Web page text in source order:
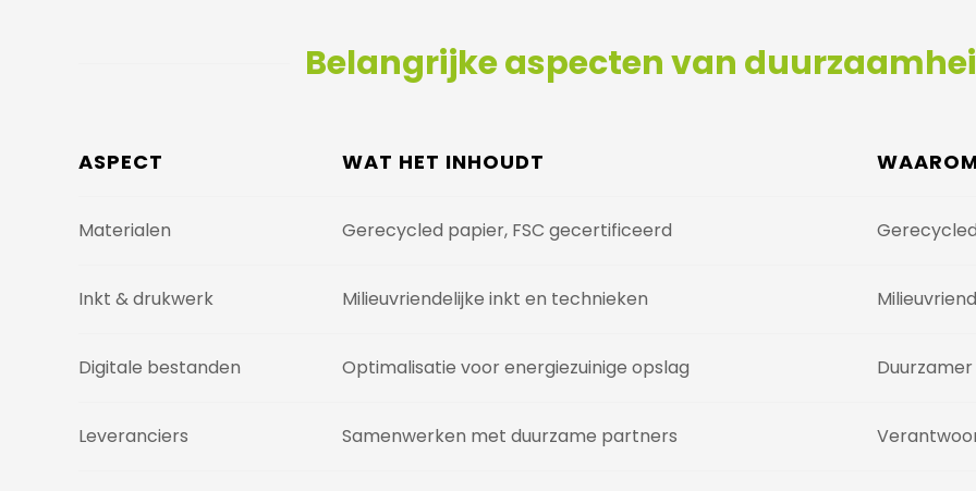
Belangrijke aspecten van
ASPECT WAT HET INHOUDT
Materialen Gerecycled papier, FSC gecertificeerd
Inkt & drukwerk Milieuvriendelijke inkt en technieken
Digitale bestanden Optimalisatie voor energiezuinige opslag
Leveranciers Samenwerken met duurzame partners